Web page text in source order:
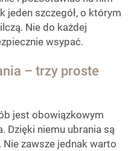
jeden szczegół, o którym
Nie do każdej
wsypać.
– trzy proste
jest obowiązkowym
Dzięki niemu ubrania są
zawsze jednak warto